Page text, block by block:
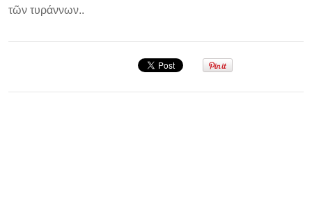
τῶν τυράννων..